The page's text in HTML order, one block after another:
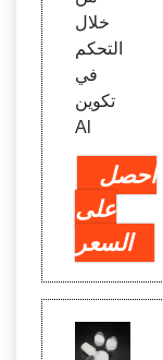
خلال
التحكم
في
تكوين
Al
احصل
على
السعر